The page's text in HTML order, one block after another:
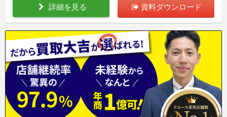
詳細を見る 資料ダウンロード